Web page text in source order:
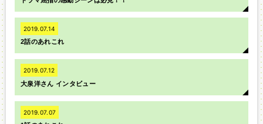
2019.07.14
2話のあれこれ
2019.07.12
大泉洋さん インタビュー
2019.07.07